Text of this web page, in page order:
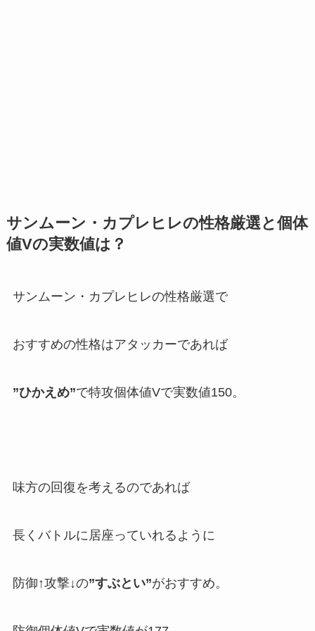
サンムーン・カプレヒレの性格厳選と個体
値Vの実数値は？
サンムーン・カプレヒレの性格厳選で
おすすめの性格はアタッカーであれば
”ひかえめ”で特攻個体値Vで実数値150。
味方の回復を考えるのであれば
長くバトルに居座っていれるように
防御↑攻撃↓の”すぶとい”がおすすめ。